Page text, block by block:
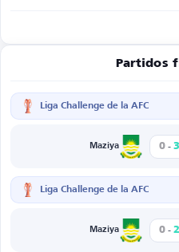
Partidos
Liga Challenge de la AFC
Maziya 0 - 3
Liga Challenge de la AFC
Maziya 0 - 2